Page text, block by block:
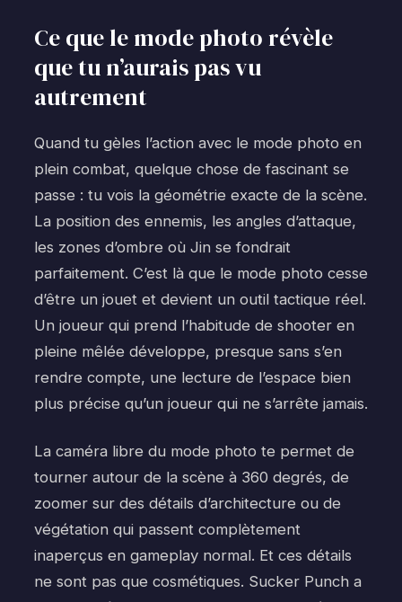
Ce que le mode photo révèle
que tu n’aurais pas vu
autrement
Quand tu gèles l’action avec le mode photo en
plein combat, quelque chose de fascinant se
passe : tu vois la géométrie exacte de la scène.
La position des ennemis, les angles d’attaque,
les zones d’ombre où Jin se fondrait
parfaitement. C’est là que le mode photo cesse
d’être un jouet et devient un outil tactique réel.
Un joueur qui prend l’habitude de shooter en
pleine mêlée développe, presque sans s’en
rendre compte, une lecture de l’espace bien
plus précise qu’un joueur qui ne s’arrête jamais.
La caméra libre du mode photo te permet de
tourner autour de la scène à 360 degrés, de
zoomer sur des détails d’architecture ou de
végétation qui passent complètement
inaperçus en gameplay normal. Et ces détails
ne sont pas que cosmétiques. Sucker Punch a